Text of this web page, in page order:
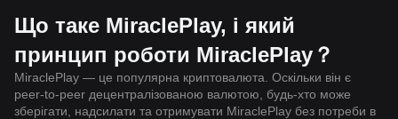
Що таке MiraclePlay, і який
принцип роботи MiraclePlay？
MiraclePlay — це популярна криптовалюта. Оскільки він є
peer-to-peer децентралізованою валютою, будь-хто може
зберігати, надсилати та отримувати MiraclePlay без потреби в